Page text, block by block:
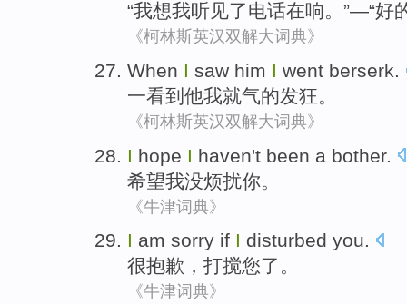
“我想我听见了电话在响。”—“好
《柯林斯英汉双解大词典》
When I saw him I went berserk.
一看到 他我就气的发狂。
《柯林斯英汉双解大词典》
I hope I haven't been a bother.
希望我没烦扰你。
《牛津词典》
I am sorry if I disturbed you.
很抱歉 ， 打搅您了。
《牛津词典》